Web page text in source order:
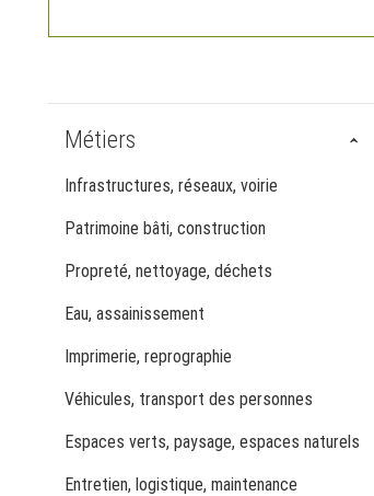
Métiers
Infrastructures, réseaux, voirie
Patrimoine bâti, construction
Propreté, nettoyage, déchets
Eau, assainissement
Imprimerie, reprographie
Véhicules, transport des personnes
Espaces verts, paysage, espaces naturels
Entretien, logistique, maintenance